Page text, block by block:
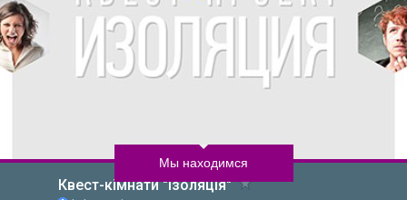
Мы находимся